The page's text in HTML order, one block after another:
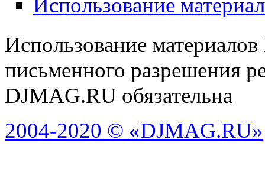
Использование
Использование
письменного разрешения
DJMAG.RU обязательна
2004-2020 © «DJMAG.RU»